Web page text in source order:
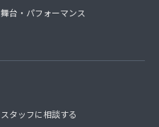
舞台・パフォーマンス
スタッフに相談する